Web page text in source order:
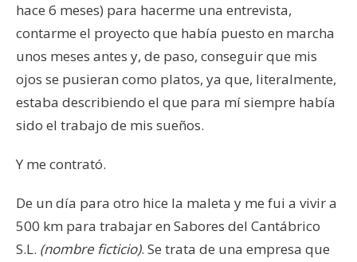
hace 6 meses) para hacerme una entrevista,
contarme el proyecto que había puesto en marcha
unos meses antes y, de paso, conseguir que mis
ojos se pusieran como platos, ya que, literalmente,
estaba describiendo el que para mí siempre había
sido el trabajo de mis sueños.
Y me contrató.
De un día para otro hice la maleta y me fui a vivir a
500 km para trabajar en Sabores del Cantábrico
S.L. (nombre ficticio). Se trata de una empresa que